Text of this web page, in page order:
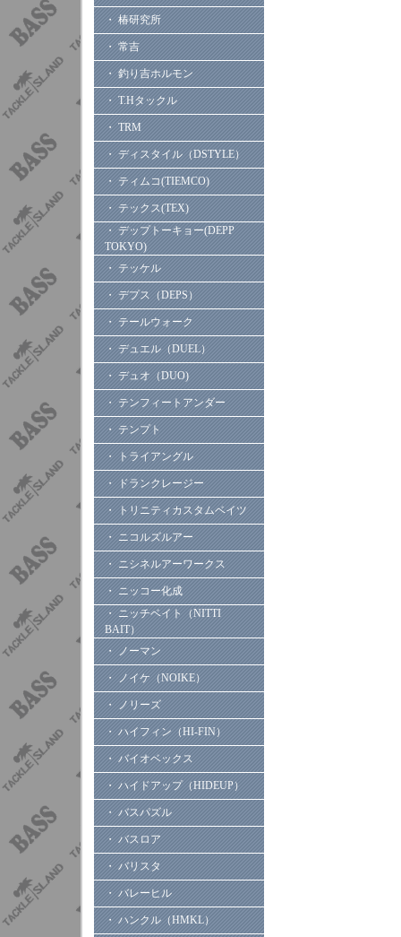
・ 椿研究所
・ 常吉
・ 釣り吉ホルモン
・ T.Hタックル
・ TRM
・ ディスタイル（DSTYLE）
・ ティムコ(TIEMCO)
・ テックス(TEX)
・ デップトーキョー(DEPP
TOKYO)
・ テッケル
・ デプス（DEPS）
・ テールウォーク
・ デュエル（DUEL）
・ デュオ（DUO)
・ テンフィートアンダー
・ テンプト
・ トライアングル
・ ドランクレージー
・ トリニティカスタムベイツ
・ ニコルズルアー
・ ニシネルアーワークス
・ ニッコー化成
・ ニッチベイト（NITTI
BAIT）
・ ノーマン
・ ノイケ（NOIKE）
・ ノリーズ
・ ハイフィン（HI-FIN）
・ バイオベックス
・ ハイドアップ（HIDEUP）
・ バスパズル
・ バスロア
・ バリスタ
・ バレーヒル
・ ハンクル（HMKL）